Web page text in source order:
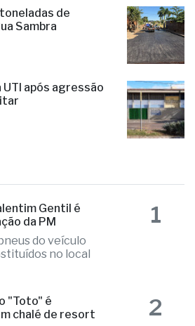
de
Sambra
após agressão
Gentil é
da PM
do veículo
no local
1
"Toto" é
chalé de resort
2